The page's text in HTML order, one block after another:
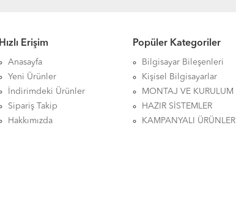
Hızlı Erişim
Anasayfa
Yeni Ürünler
İndirimdeki Ürünler
Sipariş Takip
Hakkımızda
Popüler Kategoriler
Bilgisayar Bileşenleri
Kişisel Bilgisayarlar
MONTAJ VE KURULUM
HAZIR SİSTEMLER
KAMPANYALI ÜRÜNLER